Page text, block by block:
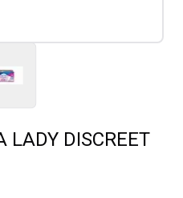
LADY DISCREET